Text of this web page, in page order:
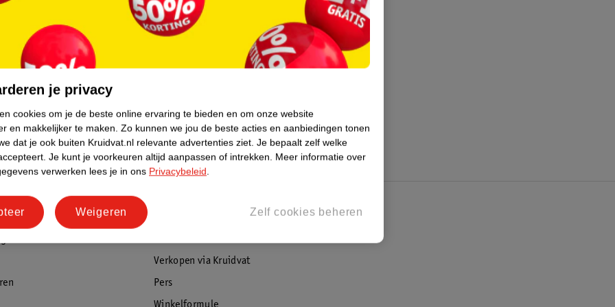
Verkopen via Kruidvat
Pers
je privacy
cookies om je de beste online ervaring te bieden en om onze website
en makkelijker te maken. Zo kunnen we jou de beste acties en aanbiedingen tonen
dat je ook buiten Kruidvat.nl relevante advertenties ziet. Je bepaalt zelf welke
Je kunt je voorkeuren altijd aanpassen of intrekken. Meer informatie over
verwerken lees je in ons Privacybeleid.
Zelf cookies beheren
Weigeren